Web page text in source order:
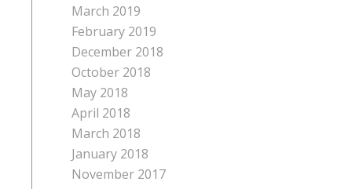
March 2019
February 2019
December 2018
October 2018
May 2018
April 2018
March 2018
January 2018
November 2017